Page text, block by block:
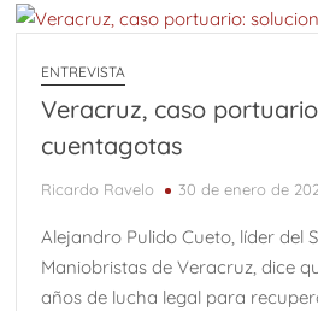
ENTREVISTA
Veracruz, caso
cuentagotas
Ricardo Ravelo 30 de enero de
Alejandro Pulido Cueto, líder del
Maniobristas de Veracruz, dice
años de lucha legal para